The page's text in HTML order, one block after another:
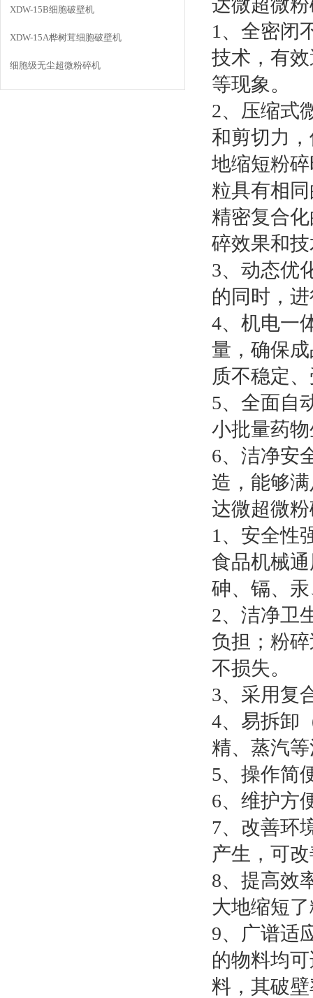
XDW-15B细胞破壁机
XDW-15A桦树茸细胞破壁机
细胞级无尘超微粉碎机
达微超微
1、全密闭
技术，有
等现象。
2、压缩式
和剪切力
地缩短粉
粒具有相
精密复合
碎效果和
3、动态优
的同时，
4、机电一
量，确保
质不稳定
5、全面自
小批量药
6、洁净安
造，能够
达微超微
1、安全性
食品机械
砷、镉、
2、洁净卫
负担；粉
不损失。
3、采用复
4、易拆卸
精、蒸汽
5、操作简
6、维护方
7、改善环
产生，可
8、提高效
大地缩短
9、广谱适
的物料均
料，其破